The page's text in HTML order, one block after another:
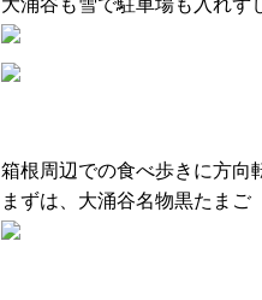
箱根周辺での食べ歩きに方向
まずは、大涌谷名物黒たまご